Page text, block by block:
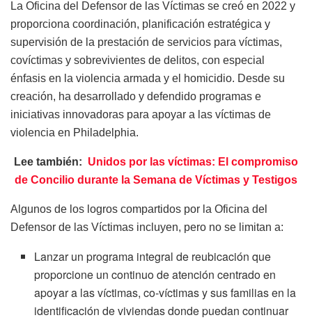
La Oficina del Defensor de las Víctimas se creó en 2022 y
proporciona coordinación, planificación estratégica y
supervisión de la prestación de servicios para víctimas,
covíctimas y sobrevivientes de delitos, con especial
énfasis en la violencia armada y el homicidio. Desde su
creación, ha desarrollado y defendido programas e
iniciativas innovadoras para apoyar a las víctimas de
violencia en Philadelphia.
Lee también: Unidos por las víctimas: El compromiso
de Concilio durante la Semana de Víctimas y Testigos
Algunos de los logros compartidos por la Oficina del
Defensor de las Víctimas incluyen, pero no se limitan a:
Lanzar un programa integral de reubicación que
proporcione un continuo de atención centrado en
apoyar a las víctimas, co-víctimas y sus familias en la
identificación de viviendas donde puedan continuar